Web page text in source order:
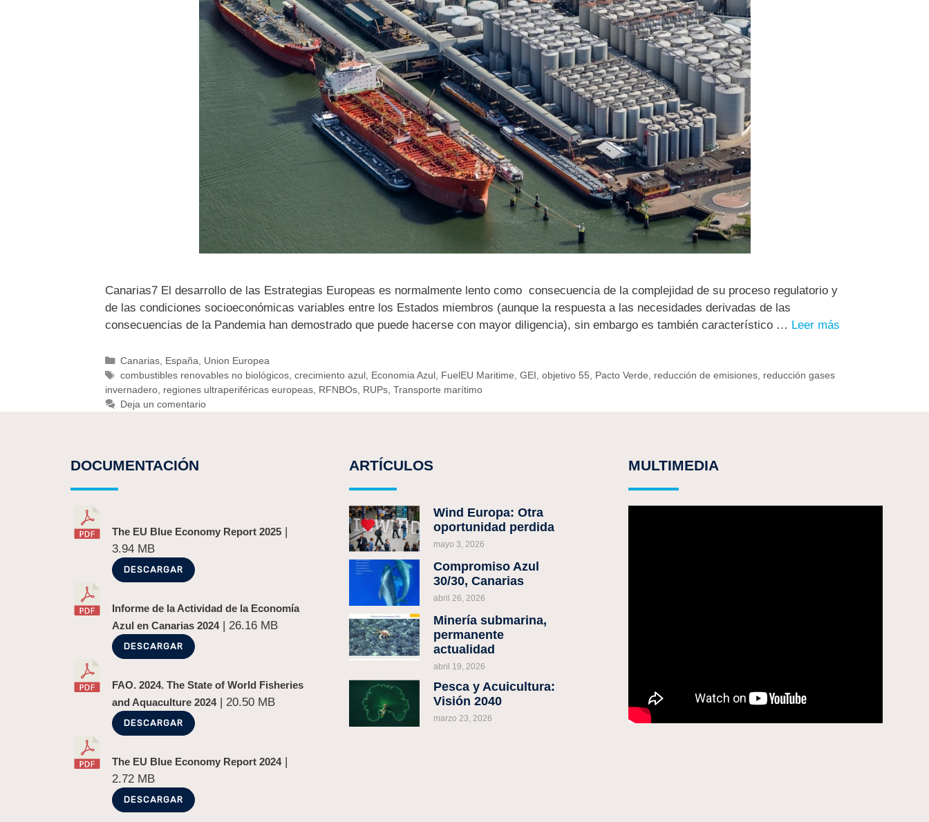
Canarias7 El desarrollo de las Estrategias Europeas es normalmente lento como consecuencia de la complejidad de su proceso regulatorio y
de las condiciones socioeconómicas variables entre los Estados miembros (aunque la respuesta a las necesidades derivadas de las
consecuencias de la Pandemia han demostrado que puede hacerse con mayor diligencia), sin embargo es también característico … Leer más
Canarias, España
Union Europea
combustibles renovables no biológicos, crecimiento azul, Economia Azul, FuelEU Maritime GEI objetivo 55 Pacto Verde reducción de emisiones, reducción gases
invernadero regiones ultraperiféricas europeas RFNBOs RUPs Transporte marítimo
Deja un comentario
DOCUMENTACIÓN
The EU Blue Economy Report 2025 |
3.94 MB
DESCARGAR
Informe de la Actividad de la Economía
Azul en Canarias 2024| 26.16 MB
DESCARGAR
FAO. 2024. The State of World Fisheries
and Aquaculture 2024| 20.50 MB
DESCARGAR
The EU Blue Economy Report 2024|
2.72 MB
DESCARGAR
ARTÍCULOS
Wind Europa: Otra
oportunidad perdida
mayo 3, 2026
Compromiso Azul
30/30, Canarias
abril 26, 2026
Minería submarina,
permanente
actualidad
abril 19, 2026
Pesca y Acuicultura:
Visión 2040
marzo 23, 2026
MULTIMEDIA